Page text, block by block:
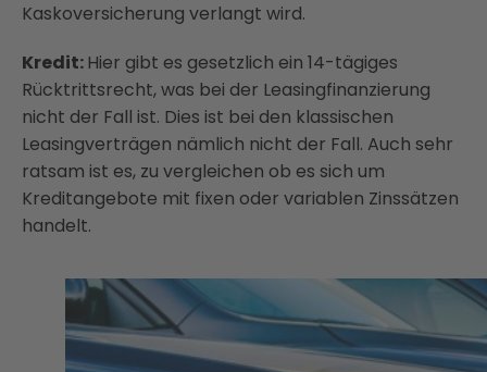
Kaskoversicherung verlangt wird.
Kredit:Hier gibt es gesetzlich ein 14-tägiges
Rücktrittsrecht, was bei der Leasingfinanzierung
nicht der Fall ist. Dies ist bei den klassischen
Leasingverträgen nämlich nicht der Fall. Auch sehr
ratsam ist es, zu vergleichen ob es sich um
Kreditangebote mit fixen oder variablen Zinssätzen
handelt.